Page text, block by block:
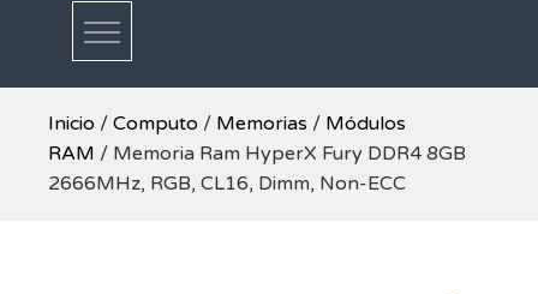
Inicio / Computo / Memorias / Módulos
RAM / Memoria Ram HyperX Fury DDR4 8GB
2666MHz, RGB, CL16, Dimm, Non-ECC